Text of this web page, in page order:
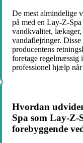
De mest almindelige
på med en Lay-Z-
vandkvalitet,
vandaflejringer.
producentens
foretage regelmæssig
professionel hjælp
Hvordan
Spa som Lay-Z-
forebyggende